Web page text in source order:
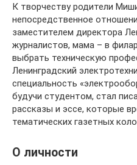
К творчеству родители
непосредственное
заместителем директора
журналистов, мама – в
выбрать техническую
Ленинградский
специальность
будучи студентом, стал
рассказы и эссе, которые
тематических газетных
О личности